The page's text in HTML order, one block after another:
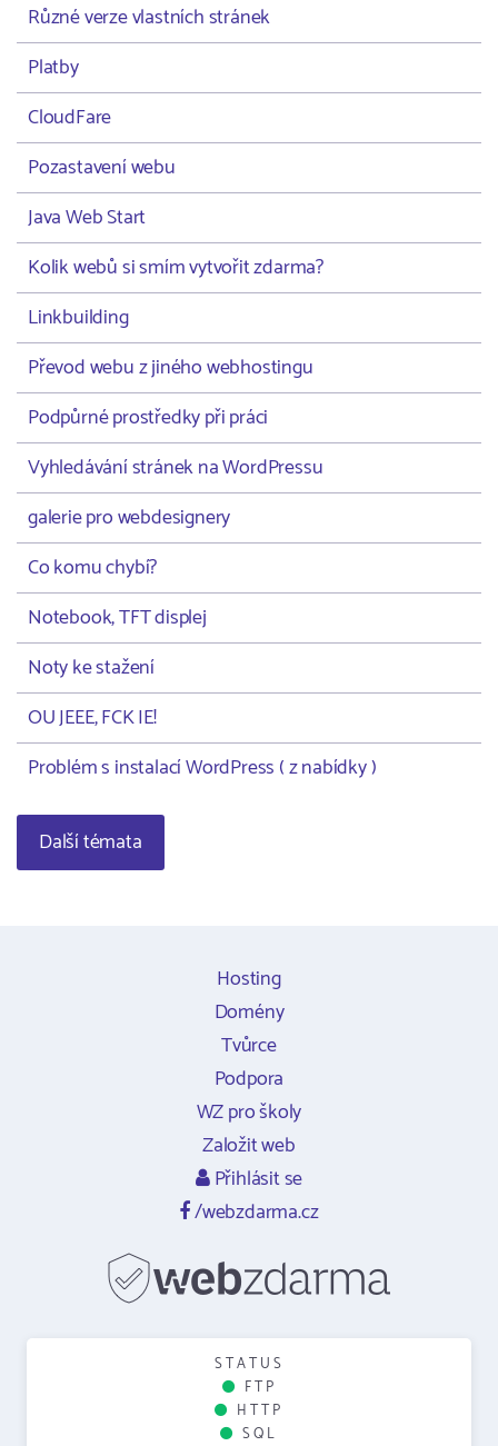
Různé verze vlastních stránek
Platby
CloudFare
Pozastavení webu
Java Web Start
Kolik webů si smím vytvořit zdarma?
Linkbuilding
Převod webu z jiného webhostingu
Podpůrné prostředky při práci
Vyhledávání stránek na WordPressu
galerie pro webdesignery
Co komu chybí?
Notebook, TFT displej
Noty ke stažení
OU JEEE, FCK IE!
Problém s instalací WordPress ( z nabídky )
Další témata
Hosting
Domény
Tvůrce
Podpora
WZ pro školy
Založit web
Přihlásit se
/webzdarma.cz
STATUS
FTP
HTTP
SQL